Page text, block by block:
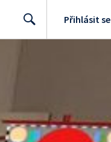
Přihlásit se